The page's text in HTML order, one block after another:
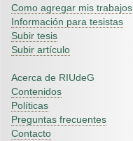
Como agregar mis trabajos
Información para tesistas
Subir tesis
Subir artículo
Acerca de RIUdeG
Contenidos
Políticas
Preguntas frecuentes
Contacto